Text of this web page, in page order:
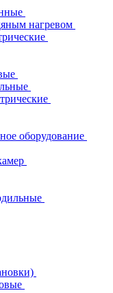
нагревом
оборудование